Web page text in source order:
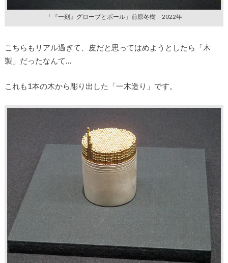
「『一刻』グローブとボール」前原冬樹 2022年
こちらもリアル過ぎて、皮だと思ってはめようとしたら「木
製」だったなんて…
これも1本の木から彫り出した「一木造り」です。